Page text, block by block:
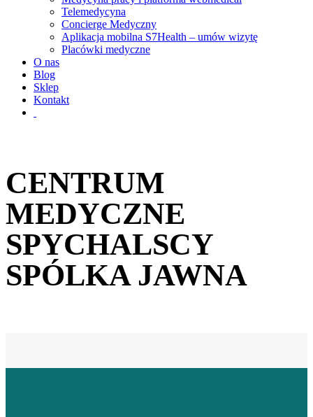
Telemedycyna
Concierge Medyczny
Aplikacja mobilna S7Health – umów wizytę
Placówki medyczne
O nas
Blog
Sklep
Kontakt
CENTRUM
MEDYCZNE
SPYCHALSCY
SPÓLKA JAWNA